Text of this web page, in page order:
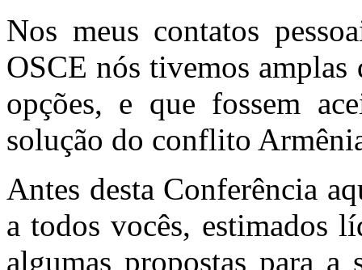
Nos meus contatos
OSCE nós tivemos amplas
opções, e que fossem
solução do conflito
Antes desta Conferência
a todos vocês, estimados
algumas propostas para